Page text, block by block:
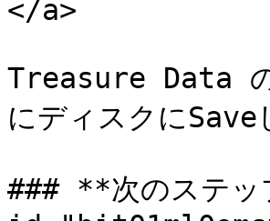
</a>
Treasure Data の
にディスクに
### **次のステ